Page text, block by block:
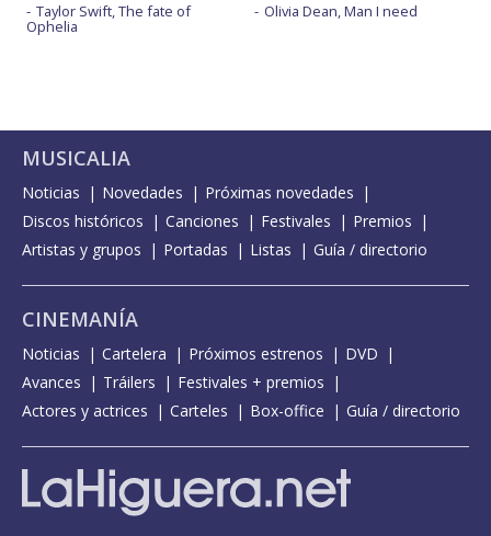
Taylor Swift, The fate of
Ophelia
Olivia Dean, Man I need
MUSICALIA
Noticias Novedades
Próximas novedades
Discos históricos
Canciones Festivales
Premios
Artistas y grupos
Portadas Listas Guía / directorio
CINEMANÍA
Noticias Cartelera Próximos estrenos
DVD
Avances
Tráilers
Festivales + premios
Actores y actrices
Carteles Box-office Guía / directorio